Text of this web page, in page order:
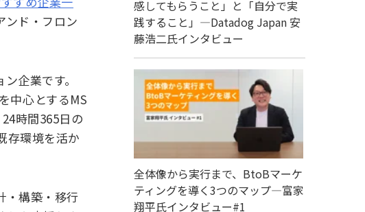
ンド・フロン
企業です。
中心とするMS
時間365日の
存環境を活か
・構築・移行
感してもらうこと」と「自分で実
践すること」―Datadog Japan 安
藤浩二氏インタビュー
全体像から実行まで、BtoBマーケ
ティングを導く3つのマップ―富家
翔平氏インタビュー#1